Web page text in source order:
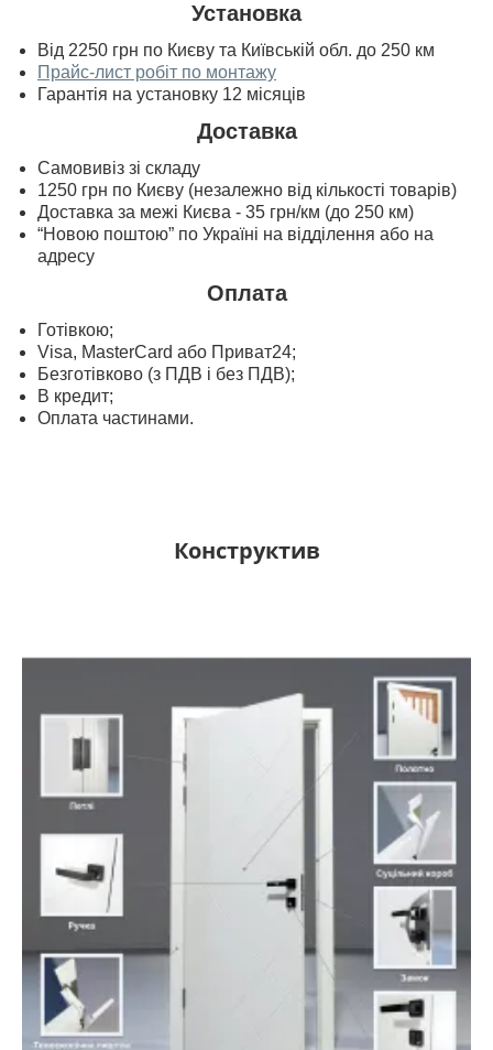
Установка
Від 2250 грн по Києву та Київській обл. до 250 км
Прайс-лист робіт по монтажу
Гарантія на установку 12 місяців
Доставка
Самовивіз зі складу
1250 грн по Києву (незалежно від кількості товарів)
Доставка за межі Києва - 35 грн/км (до 250 км)
“Новою поштою” по Україні на відділення або на
адресу
Оплата
Готівкою;
Visa, MasterСard або Приват24;
Безготівково (з ПДВ і без ПДВ);
В кредит;
Оплата частинами.
Конструктив